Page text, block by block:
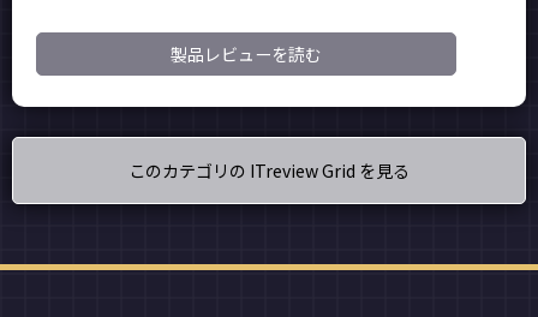
製品レビューを読む
このカテゴリの ITreview Grid を見る